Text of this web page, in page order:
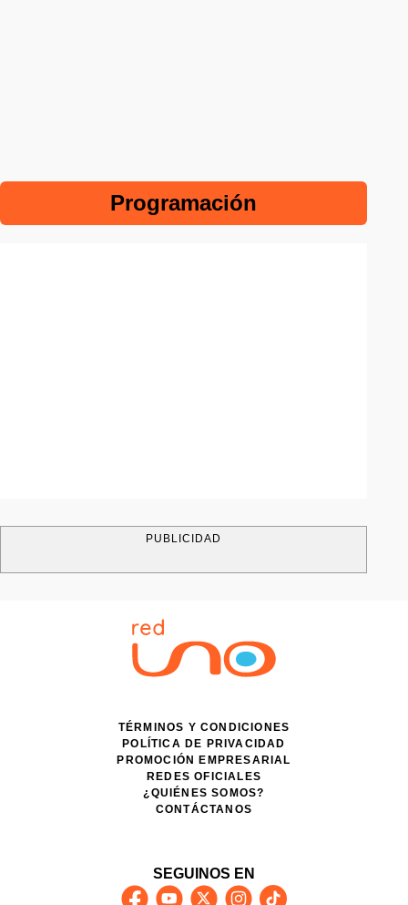
Programación
PUBLICIDAD
TÉRMINOS Y CONDICIONES
POLÍTICA DE PRIVACIDAD
PROMOCIÓN EMPRESARIAL
REDES OFICIALES
¿QUIÉNES SOMOS?
CONTÁCTANOS
SEGUINOS EN